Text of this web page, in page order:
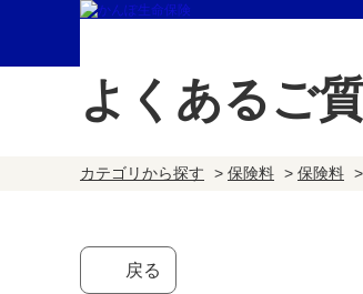
よくあるご
カテゴリから探す > 保険料 > 保険料 >
戻る